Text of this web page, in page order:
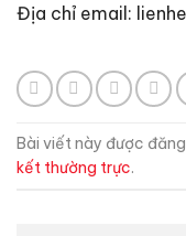
Địa chỉ email:
Bài viết này được
kết thường trực.